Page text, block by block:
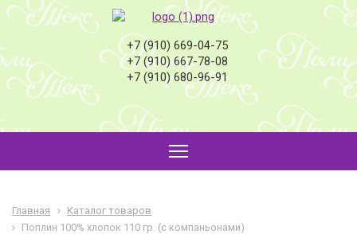
+7 (910) 669-04-75
+7 (910) 667-78-08
+7 (910) 680-96-91
Главная
Каталог товаров
Поплин 100% хлопок 110 гр. (с компаньонами)